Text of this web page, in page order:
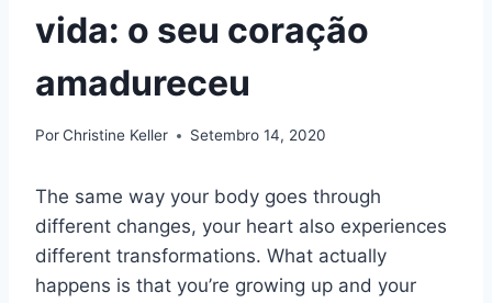
vida: o seu coração
amadureceu
PorChristine Keller Setembro 14, 2020
The same way your body goes through
different changes, your heart also experiences
different transformations. What actually
happens is that you’re growing up and your